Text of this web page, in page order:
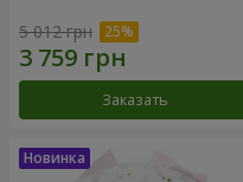
5 012 грн
Заказать